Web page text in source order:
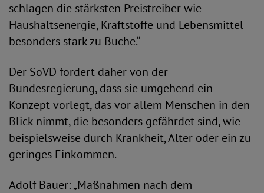
schlagen die stärksten Preistreiber wie
Haushaltsenergie, Kraftstoffe und Lebensmittel
besonders stark zu Buche.“
Der SoVD fordert daher von der
Bundesregierung, dass sie umgehend ein
Konzept vorlegt, das vor allem Menschen in den
Blick nimmt, die besonders gefährdet sind, wie
beispielsweise durch Krankheit, Alter oder ein zu
geringes Einkommen.
Adolf Bauer: „Maßnahmen nach dem